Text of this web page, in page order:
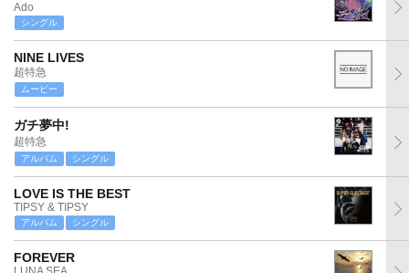
Ado
シングル
NINE LIVES
超特急
ムービー
ガチ夢中!
超特急
アルバム シングル
LOVE IS THE BEST
TIPSY & TIPSY
アルバム シングル
FOREVER